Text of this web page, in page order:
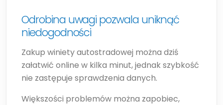
Odrobina uwagi pozwala uniknąć
niedogodności
Zakup winiety autostradowej można dziś
załatwić online w kilka minut, jednak szybkość
nie zastępuje sprawdzenia danych.
Większości problemów można zapobiec,